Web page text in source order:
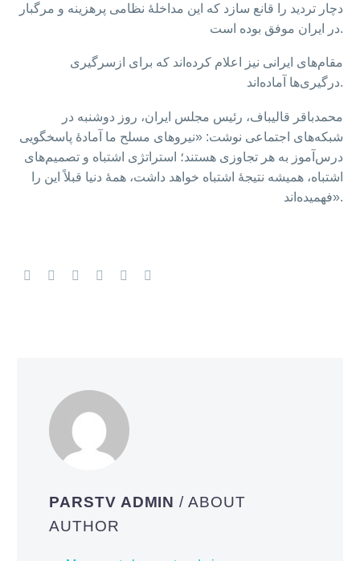
دچار تردید را قانع سازد که این مداخلهٔ نظامی پرهزینه و مرگبار
در ایران موفق بوده است.
مقام‌های ایرانی نیز اعلام کرده‌اند که برای ازسرگیری
درگیری‌ها آماده‌اند.
محمدباقر قالیباف، رئیس مجلس ایران، روز دوشنبه در
شبکه‌های اجتماعی نوشت: «نیروهای مسلح ما آمادهٔ پاسخگویی
درس‌آموز به هر تجاوزی هستند؛ استراتژی اشتباه و تصمیم‌های
اشتباه، همیشه نتیجهٔ اشتباه خواهد داشت، همهٔ دنیا قبلاً این را
فهمیده‌اند».
PARSTV ADMIN/ ABOUT
AUTHOR